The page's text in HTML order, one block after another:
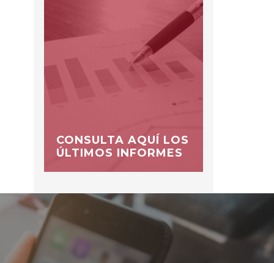
CONSULTA AQUÍ LOS
ÚLTIMOS INFORMES